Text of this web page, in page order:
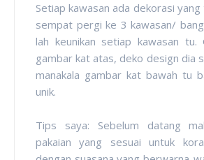
Setiap kawasan ada dekorasi
sempat pergi ke 3 kawasan/
lah keunikan setiap kawasan tu.
gambar kat atas, deko design dia
manakala gambar kat bawah tu
unik.
Tips saya: Sebelum datang
pakaian yang sesuai untuk